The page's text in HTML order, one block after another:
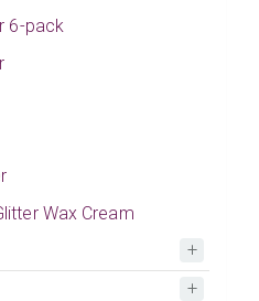
6-pack
Wax Cream